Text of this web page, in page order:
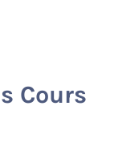
Cours